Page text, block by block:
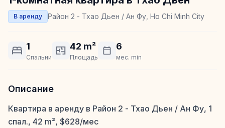
В аренду Район 2 - Тхао Дьен / Ан Фу, Ho Chi Minh City
1
Спальни
42 m²
Площадь
6
мес. min
Описание
Квартира в аренду в Район 2 - Тхао Дьен / Ан Фу, 1
спал., 42 m², $628/мес